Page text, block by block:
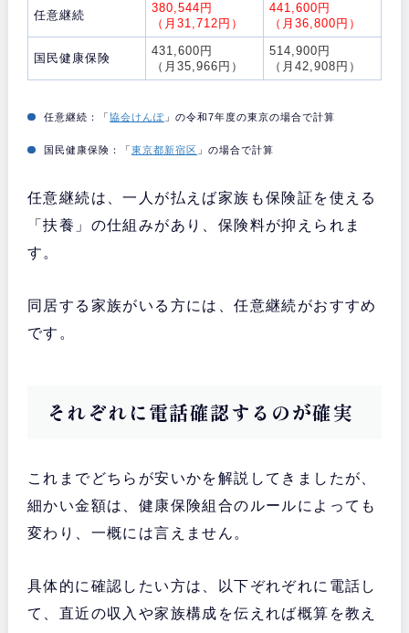
任意継続
380,544円
（月31,712円）
441,600円
（月36,800円）
国民健康保険
431,600円
（月35,966円）
514,900円
（月42,908円）
任意継続：「協会けんぽ 」の令和7年度の東京の場合で計算
国民健康保険：「東京都新宿区 」の場合で計算
任意継続は、一人が払えば家族も保険証を使える
「扶養」の仕組みがあり、保険料が抑えられま
す。
同居する家族がいる方には、任意継続がおすすめ
です。
それぞれに電話確認するのが確実
これまでどちらが安いかを解説してきましたが、
細かい金額は、健康保険組合のルールによっても
変わり、一概には言えません。
具体的に確認したい方は、以下ぞれぞれに電話し
て、直近の収入や家族構成を伝えれば概算を教え